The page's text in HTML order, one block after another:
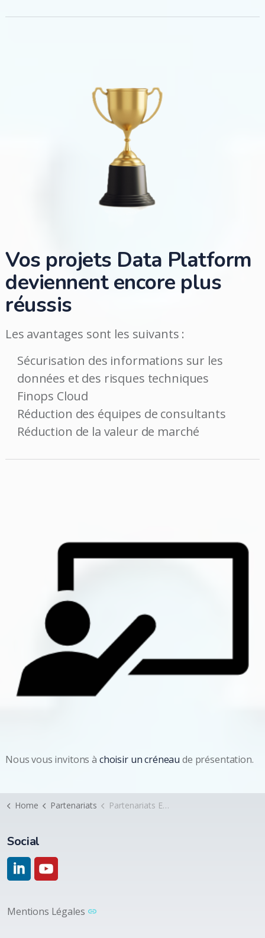
Vos projets Data Platform
deviennent encore plus
réussis
Les avantages sont les suivants :
Sécurisation des informations sur les
données et des risques techniques
Finops Cloud
Réduction des équipes de consultants
Réduction de la valeur de marché
Nous vous invitons à choisir un créneau de présentation.
Home Partenariats Partenariats ESN
Social
Mentions Légales